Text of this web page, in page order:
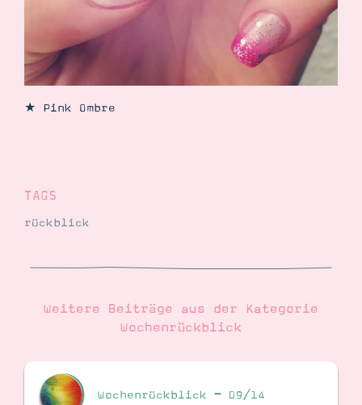
★ Pink Ombre
TAGS
rückblick
Weitere Beiträge aus der Kategorie
Wochenrückblick
Wochenrückblick – 09/14